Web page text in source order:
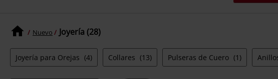
Nuevo Joyería (28)
Joyería para Orejas (4) Collares (13) Pulseras de Cuero (1)